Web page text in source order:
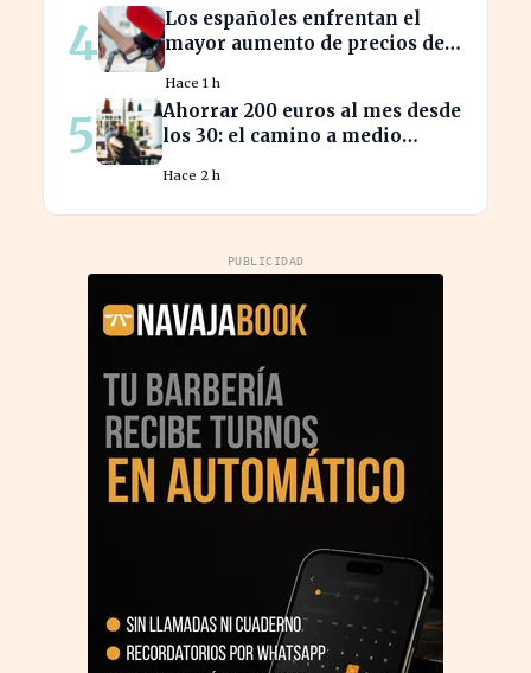
4
Los españoles enfrentan el
mayor aumento de precios de
durante el verano
Hace 1 h
5
Ahorrar 200 euros al mes desde
los 30: el camino a medio
Hace 2 h
PUBLICIDAD